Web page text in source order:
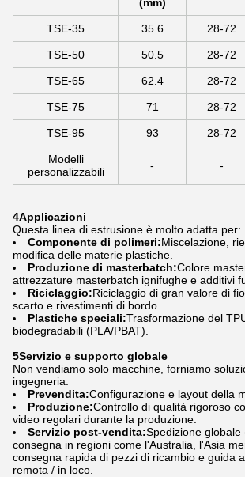
TSE-35 35.6 28-72
TSE-50 50.5 28-72
TSE-65 62.4 28-72
TSE-75 71 28-72
TSE-95 93 28-72
Modelli
personalizzabili
- -
4Applicazioni
Questa linea di estrusione è molto adatta per:
Componente di polimeri:Miscelazione,
modifica delle materie plastiche.
Produzione di masterbatch:Colore
attrezzature masterbatch ignifughe e additivi
Riciclaggio:Riciclaggio di gran valore di
scarto e rivestimenti di bordo.
Plastiche speciali:Trasformazione del
biodegradabili (PLA/PBAT).
5Servizio e supporto globale
Non vendiamo solo macchine, forniamo
ingegneria.
Prevendita:Configurazione e layout della
Produzione:Controllo di qualità rigoroso
video regolari durante la produzione.
Servizio post-vendita:Spedizione globale
consegna in regioni come l'Australia, l'Asia
consegna rapida di pezzi di ricambio e guida
remota / in loco.